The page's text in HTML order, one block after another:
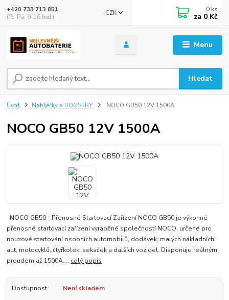
Menu
CZK
Hledat
+420 733 713 851
(Po-Pá, 9-16 hod.)
0 ks
za 0 Kč
Úvod Nabíječky a BOOSTRY NOCO GB50 12V 1500A
NOCO GB50 12V 1500A
NOCO GB50 - Přenosné Startovací Zařízení NOCO GB50 je výkonné
přenosné startovací zařízení vyráběné společností NOCO, určené pro
nouzové startování osobních automobilů, dodávek, malých nákladních
aut, motocyklů, čtyřkolek, sekaček a dalších vozidel. Disponuje reálným
proudem až 1500A.... celý popis
Dostupnost Není skladem